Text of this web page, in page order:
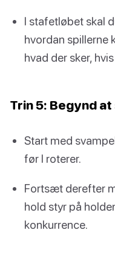
I stafetløbet skal
hvordan spillerne
hvad der sker,
Trin 5: Begynd
Start med
før I roterer.
Fortsæt derefter
hold styr på
konkurrence.